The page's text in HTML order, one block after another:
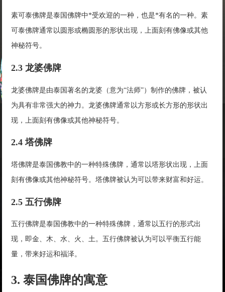
素可泰佛牌是泰国佛牌中*受欢迎的一种，也是*有名的一种。素
可泰佛牌通常以圆形或椭圆形的形状出现，上面刻有佛像或其他
神秘符号。
2.3 龙婆佛牌
龙婆佛牌是由泰国著名的龙婆（意为“法师”）制作的佛牌，被认
为具有非常强大的神力。龙婆佛牌通常以方形或长方形的形状出
现，上面刻有佛像或其他神秘符号。
2.4 塔佛牌
塔佛牌是泰国佛教中的一种特殊佛牌，通常以塔形状出现，上面
刻有佛像或其他神秘符号。塔佛牌被认为可以带来财富和好运。
2.5 五行佛牌
五行佛牌是泰国佛教中的一种特殊佛牌，通常以五行的形式出
现，即金、木、水、火、土。五行佛牌被认为可以平衡五行能
量，带来好运和福泽。
3. 泰国佛牌的寓意